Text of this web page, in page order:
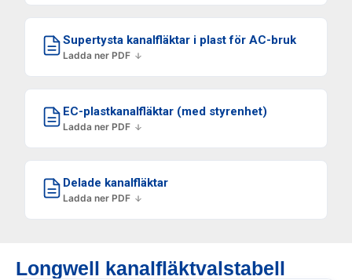
Supertysta kanalfläktar i plast för AC-bruk
Ladda ner PDF
EC-plastkanalfläktar (med styrenhet)
Ladda ner PDF
Delade kanalfläktar
Ladda ner PDF
Longwell kanalfläktvalstabell